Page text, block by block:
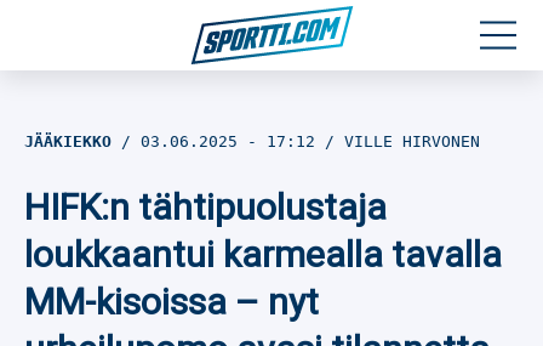
Jalkapallo
Yleisurheilu
JÄÄKIEKKO 03.06.2025 - 17:12 VILLE HIRVONEN
HIFK:n tähtipuolustaja
loukkaantui karmealla tavalla
MM-kisoissa – nyt